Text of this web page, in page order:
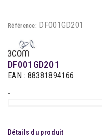
Référence: DF001GD201
DF001GD201
EAN : 88381894166
-
Détails du produit